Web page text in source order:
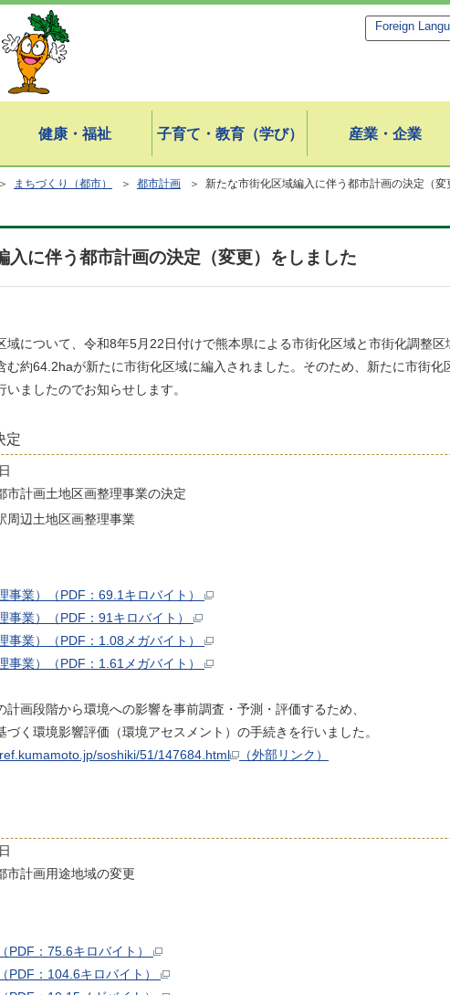
Foreign
健康・福祉 子育て・教育（学び） 産業・企業
まちづくり（都市） ＞ 都市計画 ＞ 新たな市街化区域編入に伴う都市計画の決定（変
入に伴う都市計画の決定（変更）をしました
について、令和8年5月22日付けで熊本県による市街化区域と市街化調整
む約64.2haが新たに市街化区域に編入されました。そのため、新たに市街
ましたのでお知らせします。
定
計画土地区画整理事業の決定
辺土地区画整理事業
事業）（PDF：69.1キロバイト）
事業）（PDF：91キロバイト）
事業）（PDF：1.08メガバイト）
事業）（PDF：1.61メガバイト）
画段階から環境への影響を事前調査・予測・評価するため、
く環境影響評価（環境アセスメント）の手続きを行いました。
soshiki/51/147684.html （外部リンク）
計画用途地域の変更
PDF：75.6キロバイト）
PDF：104.6キロバイト）